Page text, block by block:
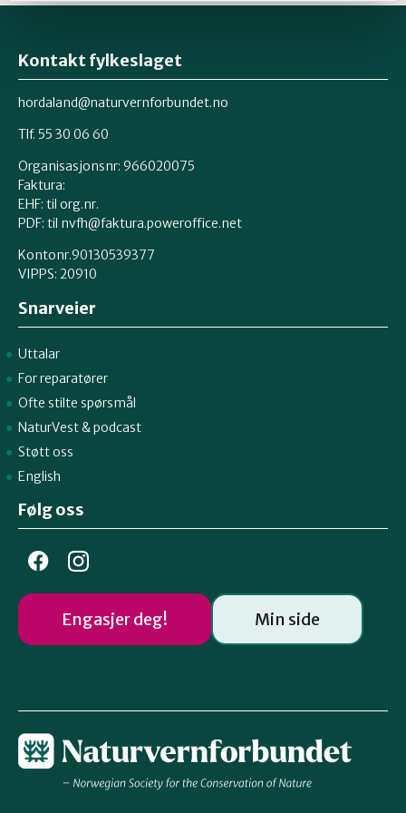
Kontakt fylkeslaget
hordaland@naturvernforbundet.no
Tlf. 55 30 06 60
Organisasjonsnr: 966020075
Faktura:
EHF: til org.nr.
PDF: til nvfh@faktura.poweroffice.net
Kontonr.90130539377
VIPPS: 20910
Snarveier
Uttalar
For reparatører
Ofte stilte spørsmål
NaturVest&podcast
Støtt oss
English
Følg oss
Engasjer deg! Min side